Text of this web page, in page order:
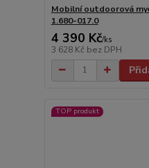
Mobilní outdoorová
1.680-017.0
4 390 Kč/ks
3 628 Kč bez DPH
TOP produkt